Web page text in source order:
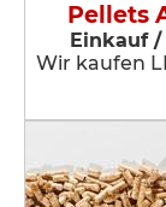
Pellets
Einkauf
Wir kaufen